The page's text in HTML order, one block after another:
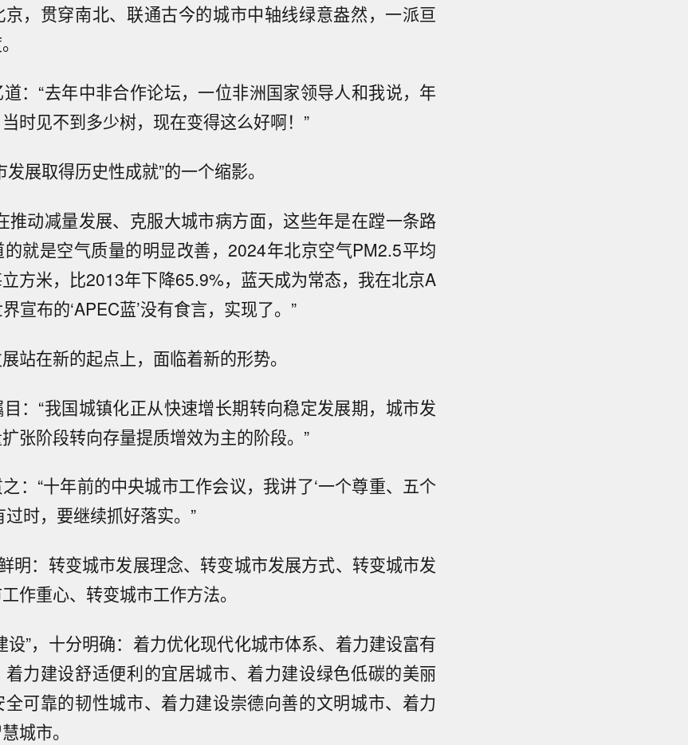
，贯穿南北、联通古今的城市中轴线绿意盎然，一派亘
：“去年中非合作论坛，一位非洲国家领导人和我说，年
时见不到多少树，现在变得这么好啊！”
展取得历史性成就”的一个缩影。
推动减量发展、克服大城市病方面，这些年是在蹚一条路
就是空气质量的明显改善，2024年北京空气PM2.5平均
方米，比2013年下降65.9%，蓝天成为常态，我在北京A
宣布的‘APEC蓝’没有食言，实现了。”
站在新的起点上，面临着新的形势。
：“我国城镇化正从快速增长期转向稳定发展期，城市发
张阶段转向存量提质增效为主的阶段。”
：“十年前的中央城市工作会议，我讲了‘一个尊重、五个
过时，要继续抓好落实。”
明：转变城市发展理念、转变城市发展方式、转变城市发
作重心、转变城市工作方法。
设”，十分明确：着力优化现代化城市体系、着力建设富有
力建设舒适便利的宜居城市、着力建设绿色低碳的美丽
可靠的韧性城市、着力建设崇德向善的文明城市、着力
城市。